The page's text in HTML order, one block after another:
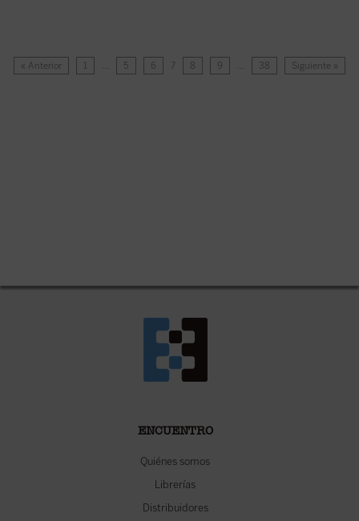
« Anterior 1 … 5 6 7 8 9 … 38 Siguiente »
ENCUENTRO
Quiénes somos
Librerías
Distribuidores